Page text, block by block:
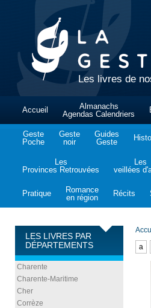
Les livres de
Accueil
Almanachs
Agendas Calendriers
Geste
Poche
Geste
noir
Guides
Geste
Les
Provinces Retrouvées
Les
veillées
Pratique
Romance
en région
Récits
LES LIVRES PAR
DÉPARTEMENTS
Charente
Charente-Maritime
Cher
Corrèze
a